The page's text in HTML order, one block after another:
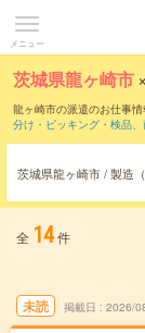
メニュー
茨城県龍ヶ崎市 ×
龍ヶ崎市の派遣のお仕事
分け・ピッキング・検品、
は？
茨城県龍ヶ崎市 / 製造
全 14件
未読 掲載日 2026/